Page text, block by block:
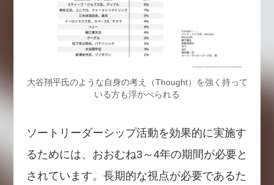
大谷翔平氏のような自身の考え（Thought）を強く持って
いる方も浮かべられる
ソートリーダーシップ活動を効果的に実施す
るためには、おおむね3～4年の期間が必要と
されています。長期的な視点が必要であるた